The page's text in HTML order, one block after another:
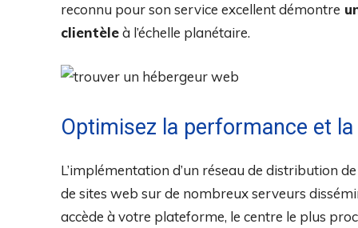
reconnu pour son service excellent démontre
clientèleà l’échelle planétaire.
Optimisez la performance et
L’implémentation d’un réseau de distribution
de sites web sur de nombreux serveurs
accède à votre plateforme, le centre le plus